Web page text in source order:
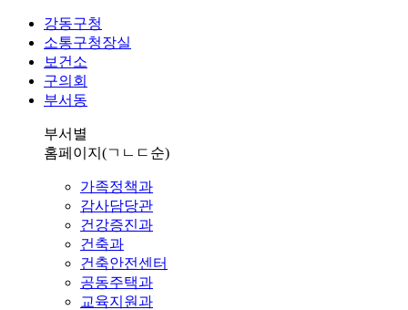
강동구청
소통구청장실
보건소
구의회
부서동
부서별
홈페이지 (ㄱㄴㄷ순)
가족정책과
감사담당관
건강증진과
건축과
건축안전센터
공동주택과
교육지원과